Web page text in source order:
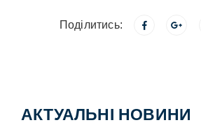
Поділитись:
АКТУАЛЬНІ НОВИНИ